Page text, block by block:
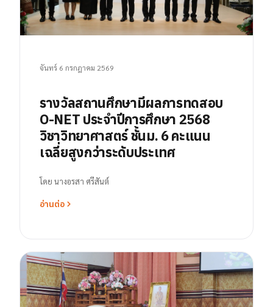
จันทร์ 6 กรกฎาคม 2569
รางวัลสถานศึกษามีผลการทดสอบ
O-NET ประจำปีการศึกษา 2568
วิชาวิทยาศาสตร์ ชั้นม. 6 คะแนน
เฉลี่ยสูงกว่าระดับประเทศ
โดย นางอรสา ศรีสันต์
อ่านต่อ